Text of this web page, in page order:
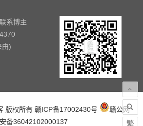
系博主
由)
版权所有 赣ICP备17002430号
赣公网
安备36042102000137
繁